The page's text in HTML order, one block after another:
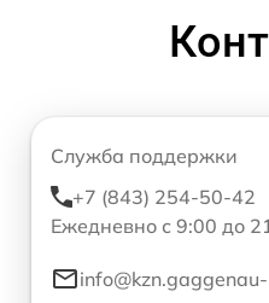
Служба поддержки
+7 (843) 254-50-42
Ежедневно с 9:00 до